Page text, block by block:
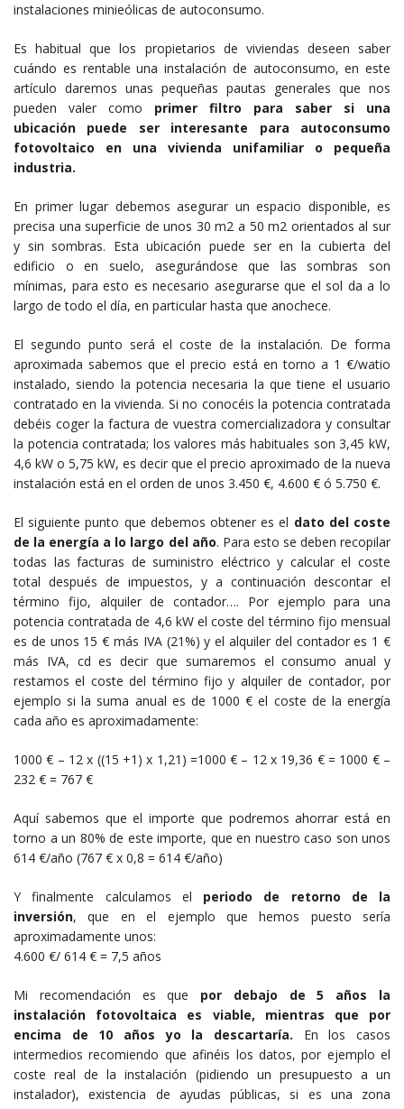
instalaciones minieólicas de autoconsumo.
Es habitual que los propietarios de viviendas deseen saber
cuándo es rentable una instalación de autoconsumo, en este
artículo daremos unas pequeñas pautas generales que nos
pueden valer como primer filtro para saber si una
ubicación puede ser interesante para autoconsumo
fotovoltaico en una vivienda unifamiliar o pequeña
industria.
En primer lugar debemos asegurar un espacio disponible, es
precisa una superficie de unos 30 m2 a 50 m2 orientados al sur
y sin sombras. Esta ubicación puede ser en la cubierta del
edificio o en suelo, asegurándose que las sombras son
mínimas, para esto es necesario asegurarse que el sol da a lo
largo de todo el día, en particular hasta que anochece.
El segundo punto será el coste de la instalación. De forma
aproximada sabemos que el precio está en torno a 1 €/watio
instalado, siendo la potencia necesaria la que tiene el usuario
contratado en la vivienda. Si no conocéis la potencia contratada
debéis coger la factura de vuestra comercializadora y consultar
la potencia contratada; los valores más habituales son 3,45 kW,
4,6 kW o 5,75 kW, es decir que el precio aproximado de la nueva
instalación está en el orden de unos 3.450 €, 4.600 € ó 5.750 €.
El siguiente punto que debemos obtener es el dato del coste
de la energía a lo largo del año. Para esto se deben recopilar
todas las facturas de suministro eléctrico y calcular el coste
total después de impuestos, y a continuación descontar el
término fijo, alquiler de contador…. Por ejemplo para una
potencia contratada de 4,6 kW el coste del término fijo mensual
es de unos 15 € más IVA (21%) y el alquiler del contador es 1 €
más IVA, cd es decir que sumaremos el consumo anual y
restamos el coste del término fijo y alquiler de contador, por
ejemplo si la suma anual es de 1000 € el coste de la energía
cada año es aproximadamente:
1000 € – 12 x ((15 +1) x 1,21) =1000 € – 12 x 19,36 € = 1000 € –
232 € = 767 €
Aquí sabemos que el importe que podremos ahorrar está en
torno a un 80% de este importe, que en nuestro caso son unos
614 €/año (767 € x 0,8 = 614 €/año)
Y finalmente calculamos el periodo de retorno de la
inversión, que en el ejemplo que hemos puesto sería
aproximadamente unos:
4.600 €/ 614 € = 7,5 años
Mi recomendación es que por debajo de 5 años la
instalación fotovoltaica es viable, mientras que por
encima de 10 años yo la descartaría. En los casos
intermedios recomiendo que afinéis los datos, por ejemplo el
coste real de la instalación (pidiendo un presupuesto a un
instalador), existencia de ayudas públicas, si es una zona